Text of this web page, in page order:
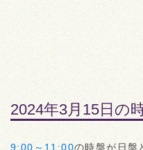
2024年3月15日の
9:00～11:00の時盤が日盤